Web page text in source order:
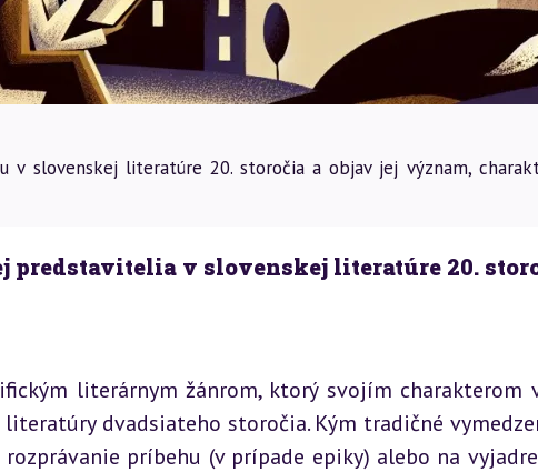
v slovenskej literatúre 20. storočia a objav jej význam,
predstavitelia v slovenskej literatúre 20.
literárnym žánrom, ktorý svojím charakterom
dvadsiateho storočia. Kým tradičné
príbehu (v prípade epiky) alebo na